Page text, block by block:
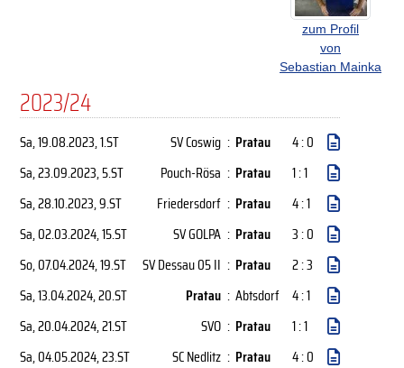
zum Profil
von
Sebastian Mainka
2023/24
Sa, 19.08.2023, 1.ST SV Coswig : Pratau
4 : 0
Sa, 23.09.2023, 5.ST Pouch-Rösa : Pratau
1 : 1
Sa, 28.10.2023, 9.ST Friedersdorf : Pratau
4 : 1
Sa, 02.03.2024, 15.ST SV GOLPA : Pratau
3 : 0
So, 07.04.2024, 19.ST SV Dessau 05 II : Pratau
2 : 3
Sa, 13.04.2024, 20.ST Pratau : Abtsdorf 4 : 1
Sa, 20.04.2024, 21.ST SVO : Pratau
1 : 1
Sa, 04.05.2024, 23.ST SC Nedlitz : Pratau 4 : 0